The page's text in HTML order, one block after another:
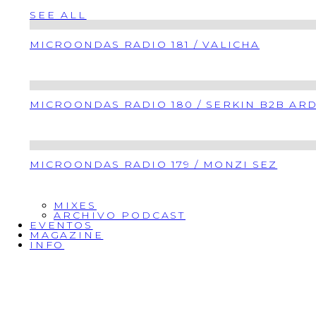
SEE ALL
MICROONDAS RADIO 181 / VALICHA
MICROONDAS RADIO 180 / SERKIN B2B
MICROONDAS RADIO 179 / MONZI SEZ
MIXES
ARCHIVO PODCAST
EVENTOS
MAGAZINE
INFO